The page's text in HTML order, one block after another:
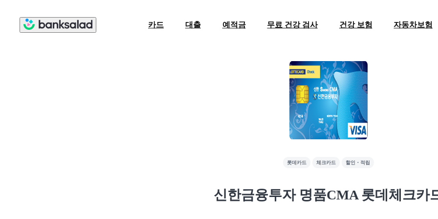
카드 대출 예적금 무료 건강 검사 건강 보험 자동차보험
롯데카드 체크카드 할인・적립
신한금융투자 명품CMA 롯데체크카